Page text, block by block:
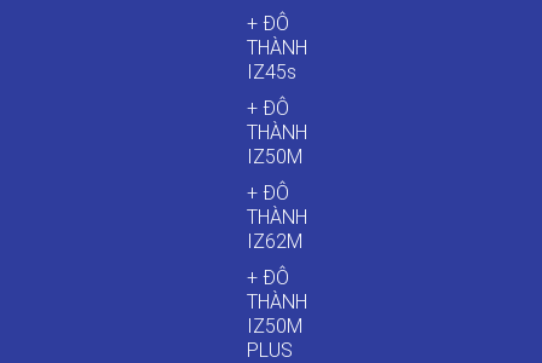
+ ĐÔ
THÀNH
IZ45s
+ ĐÔ
THÀNH
IZ50M
+ ĐÔ
THÀNH
IZ62M
+ ĐÔ
THÀNH
IZ50M
PLUS